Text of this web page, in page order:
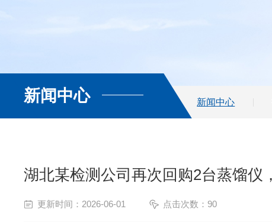
新闻中心 新闻中心
湖北某检测公司再次回购2台蒸馏仪
更新时间：2026-06-01 点击次数：90